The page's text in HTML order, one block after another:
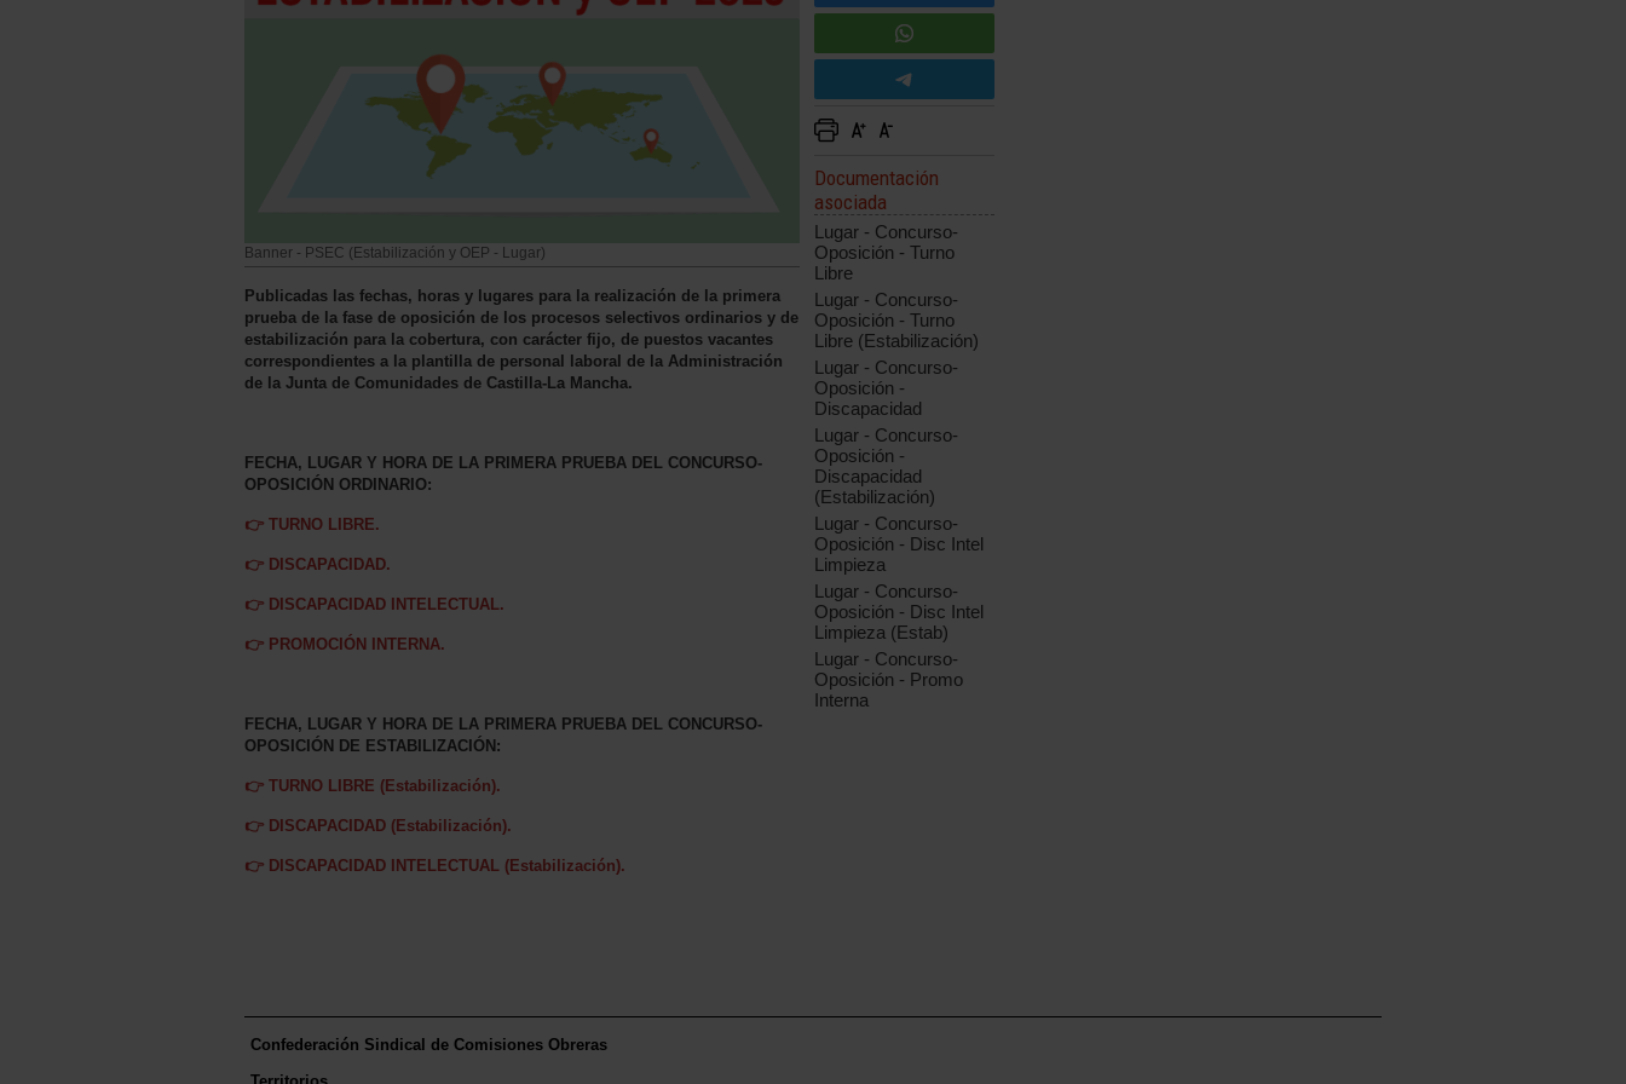
Banner - PSEC (Estabilización y OEP - Lugar)
Publicadas las fechas, horas y lugares para la realización de la primera
prueba de la fase de oposición de los procesos selectivos ordinarios y de
estabilización para la cobertura, con carácter fijo, de puestos vacantes
correspondientes a la plantilla de personal laboral de la Administración
de la Junta de Comunidades de Castilla-La Mancha.
FECHA, LUGAR Y HORA DE LA PRIMERA PRUEBA DEL CONCURSO-
OPOSICIÓN ORDINARIO:
👉 TURNO LIBRE.
👉 DISCAPACIDAD.
👉 DISCAPACIDAD INTELECTUAL.
👉 PROMOCIÓN INTERNA.
FECHA, LUGAR Y HORA DE LA PRIMERA PRUEBA DEL CONCURSO-
OPOSICIÓN DE ESTABILIZACIÓN:
👉 TURNO LIBRE (Estabilización).
👉 DISCAPACIDAD (Estabilización).
👉 DISCAPACIDAD INTELECTUAL (Estabilización).
Documentación
asociada
Lugar - Concurso-
Oposición - Turno
Libre
Lugar - Concurso-
Oposición - Turno
Libre (Estabilización)
Lugar - Concurso-
Oposición -
Discapacidad
Lugar - Concurso-
Oposición -
Discapacidad
(Estabilización)
Lugar - Concurso-
Oposición - Disc Intel
Limpieza
Lugar - Concurso-
Oposición - Disc Intel
Limpieza (Estab)
Lugar - Concurso-
Oposición - Promo
Interna
Confederación Sindical de Comisiones Obreras